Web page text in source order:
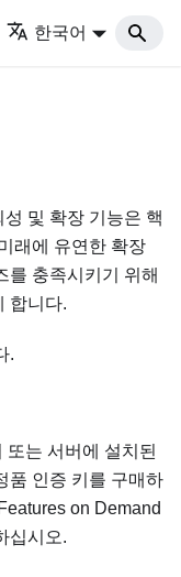
한국어
및 확장 기능은 핵
래에 유연한 확장
를 충족시키기 위해
합니다.
.
는 서버에 설치된
품 인증 키를 구매하
on Demand
십시오.